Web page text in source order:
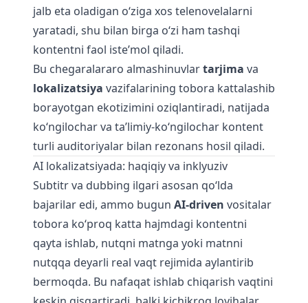
jalb eta oladigan o‘ziga xos telenovelalarni
yaratadi, shu bilan birga o‘zi ham tashqi
kontentni faol iste’mol qiladi.
Bu chegaralararo almashinuvlartarjima va
lokalizatsiya vazifalarining tobora kattalashib
borayotgan ekotizimini oziqlantiradi, natijada
ko‘ngilochar va ta’limiy-ko‘ngilochar kontent
turli auditoriyalar bilan rezonans hosil qiladi.
AI lokalizatsiyada: haqiqiy va inklyuziv
Subtitr va dubbing ilgari asosan qo‘lda
bajarilar edi, ammo bugun AI-driven vositalar
tobora ko‘proq katta hajmdagi kontentni
qayta ishlab, nutqni matnga yoki matnni
nutqqa deyarli real vaqt rejimida aylantirib
bermoqda. Bu nafaqat ishlab chiqarish vaqtini